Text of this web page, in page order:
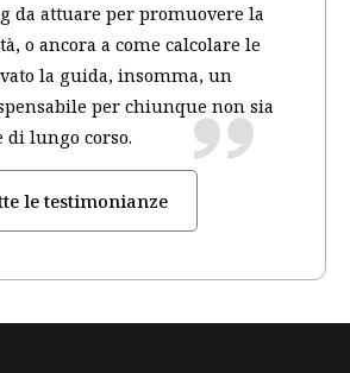
da attuare per promuovere la
o ancora a come calcolare le
la guida, insomma, un
per chiunque non sia
lungo corso.
le testimonianze